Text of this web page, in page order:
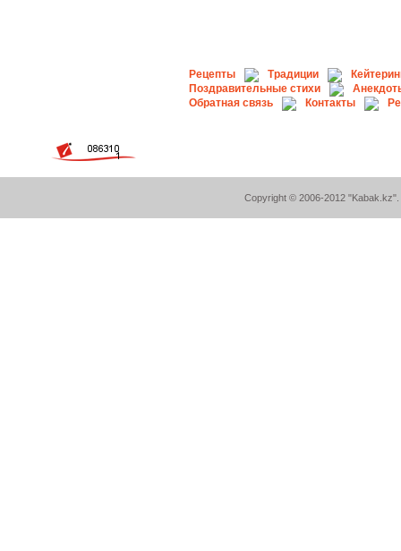
Рецепты Традиции
Поздравительные стихи
Обратная связь
Контакты
Copyright © 2006-2012 "Kabak.kz".